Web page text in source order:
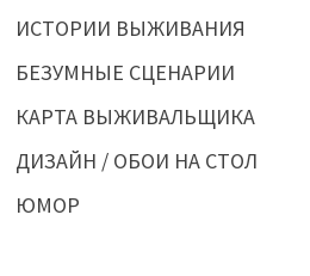
ИСТОРИИ ВЫЖИВАНИЯ
БЕЗУМНЫЕ СЦЕНАРИИ
КАРТА ВЫЖИВАЛЬЩИКА
ДИЗАЙН / ОБОИ НА СТОЛ
ЮМОР